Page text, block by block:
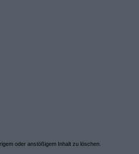
oder anstößigem Inhalt zu löschen.